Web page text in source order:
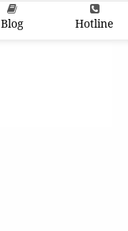
Blog Hotline